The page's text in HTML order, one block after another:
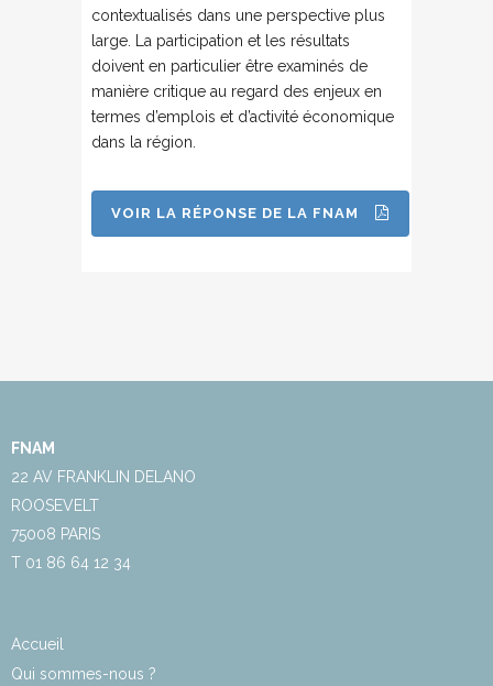
contextualisés dans une perspective plus
large. La participation et les résultats
doivent en particulier être examinés de
manière critique au regard des enjeux en
termes d’emplois et d’activité économique
dans la région.
VOIR LA RÉPONSE DE LA FNAM
FNAM
22 AV FRANKLIN DELANO
ROOSEVELT
75008 PARIS
T 01 86 64 12 34
Accueil
Qui sommes-nous ?